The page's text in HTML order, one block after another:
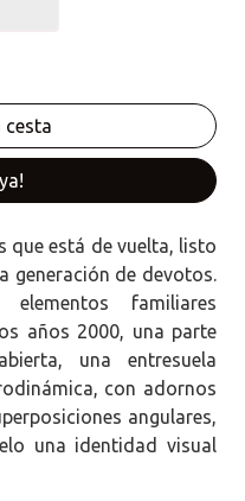
que está de vuelta, listo
generación de devotos.
familiares
años 2000, una parte
una entresuela
con adornos
angulares,
una identidad visual